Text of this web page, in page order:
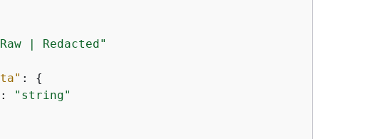
| Redacted"
: {
:
"string"